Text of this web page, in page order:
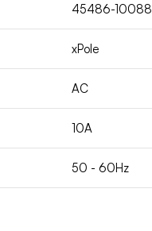
45486-10088
xPole
AC
10A
50 - 60Hz